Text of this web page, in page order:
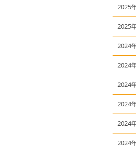
2025
2025
2024
2024
2024
2024
2024
2024